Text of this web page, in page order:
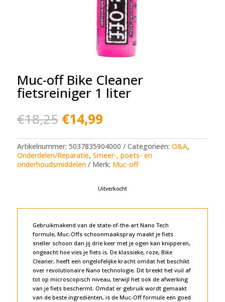
Muc-off Bike Cleaner
fietsreiniger 1 liter
€18,25 Oorspronkelijke
prijs
was:
€18,25.
€14,99Huidige
prijs
is:
€14,99.
Artikelnummer: 5037835904000 Categorieën: O&A,
Onderdelen/Reparatie, Smeer-, poets- en
onderhoudsmiddelen
Merk: Muc-off
Uitverkocht
Gebruikmakend van de state-of-the-art Nano Tech
formule, Muc-Offs schoonmaakspray maakt je fiets
sneller schoon dan jij drie keer met je ogen kan knipperen,
ongeacht hoe vies je fiets is. De klassieke, roze, Bike
Cleaner, heeft een ongelofelijke kracht omdat het beschikt
over revolutionaire Nano technologie. Dit breekt het vuil af
tot op microscopisch niveau, terwijl het ook de afwerking
van je fiets beschermt. Omdat er gebruik wordt gemaakt
van de beste ingrediënten, is de Muc-Off formule een goed